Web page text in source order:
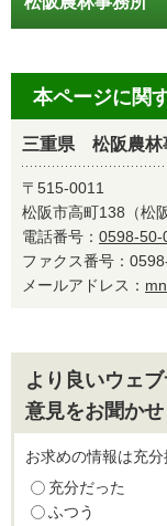
本ページに関
三重県 松阪農林
〒515-0011
松阪市高町138（松
電話番号： 0598-50-
ファクス番号：
メールアドレス：
より良いウェ
意見をお聞か
お求めの情報は充
充分だった
ふつう